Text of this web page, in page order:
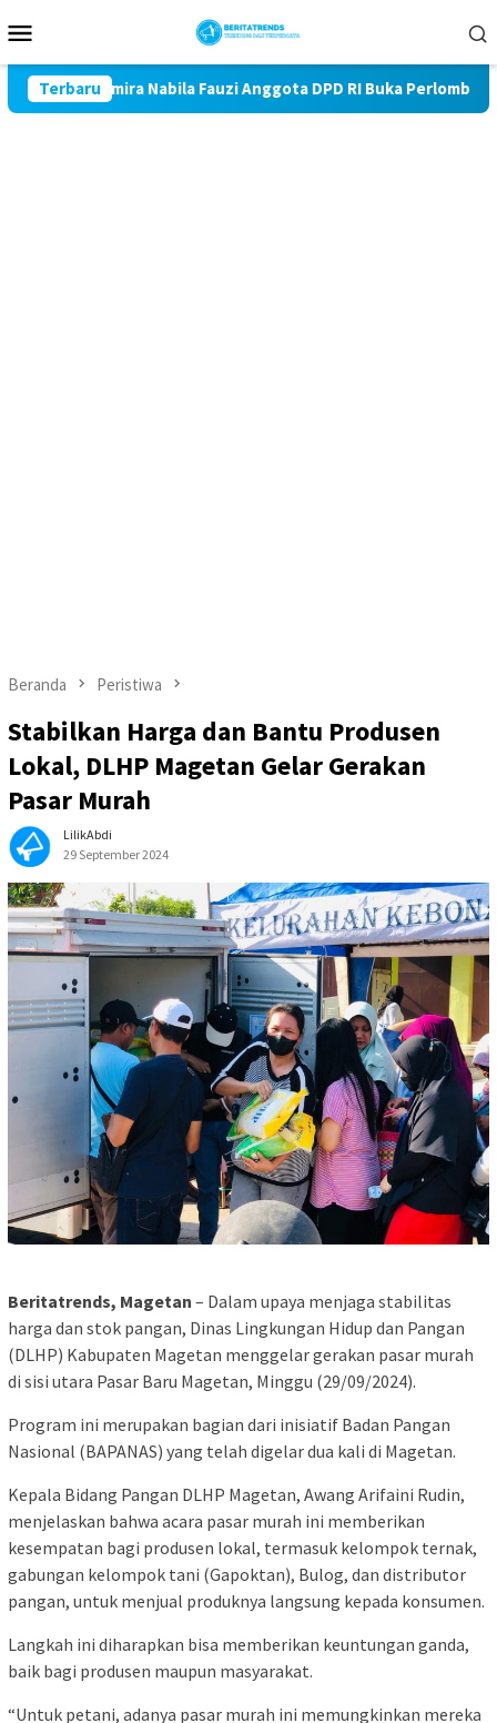
ke
Mobile
Terbaru
Almira Nabila Fauzi Anggota DPD RI Buka Perlombaan Suara
Beranda Peristiwa
Stabilkan Harga dan Bantu Produsen
Lokal, DLHP Magetan Gelar Gerakan
Pasar Murah
LilikAbdi
29 September 2024
Beritatrends, Magetan – Dalam upaya menjaga stabilitas
harga dan stok pangan, Dinas Lingkungan Hidup dan Pangan
(DLHP) Kabupaten Magetan menggelar gerakan pasar murah
di sisi utara Pasar Baru Magetan, Minggu (29/09/2024).
Program ini merupakan bagian dari inisiatif Badan Pangan
Nasional (BAPANAS) yang telah digelar dua kali di Magetan.
Kepala Bidang Pangan DLHP Magetan, Awang Arifaini Rudin,
menjelaskan bahwa acara pasar murah ini memberikan
kesempatan bagi produsen lokal, termasuk kelompok ternak,
gabungan kelompok tani (Gapoktan), Bulog, dan distributor
pangan, untuk menjual produknya langsung kepada konsumen.
Langkah ini diharapkan bisa memberikan keuntungan ganda,
baik bagi produsen maupun masyarakat.
“Untuk petani, adanya pasar murah ini memungkinkan mereka